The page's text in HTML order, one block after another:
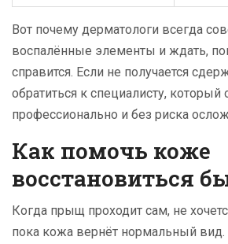
Вот почему дерматологи всегда
воспалённые элементы и ждать,
справится. Если не получается
обратиться к специалисту, который
профессионально и без риска
Как помочь коже
восстановиться
Когда прыщ проходит сам, не
пока кожа вернёт нормальный вид.